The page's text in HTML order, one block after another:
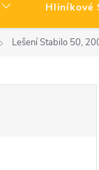
Hliníkové
Lešení Stabilo 50,